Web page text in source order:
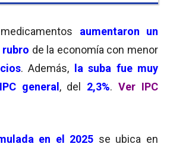
aumentaron un
de la economía con menor
. Además,
la suba fue muy
general , del 2,3%.Ver IPC
en el 2025 se ubica en